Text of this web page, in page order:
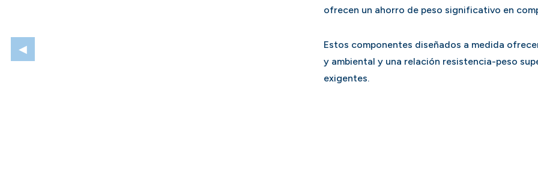
ofrecen un ahorro de peso significativo en
Estos componentes diseñados a medida
y ambiental y una relación resistencia-peso
exigentes.